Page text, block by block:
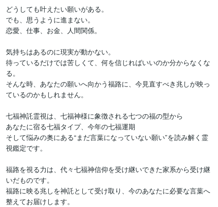
どうしても叶えたい願いがある。
でも、思うように進まない。
恋愛、仕事、お金、人間関係。
気持ちはあるのに現実が動かない。
待っているだけでは苦しくて、何を信じればいいのか分からなくな
る。
そんな時、あなたの願いへ向かう福路に、今見直すべき兆しが映っ
ているのかもしれません。
七福神託霊視は、七福神様に象徴される七つの福の型から
あなたに宿る七福タイプ、今年の七福運期
そして悩みの奥にある“まだ言葉になっていない願い”を読み解く霊
視鑑定です。
福路を視る力は、代々七福神信仰を受け継いできた家系から受け継
いだものです。
福路に映る兆しを神託として受け取り、今のあなたに必要な言葉へ
整えてお届けします。